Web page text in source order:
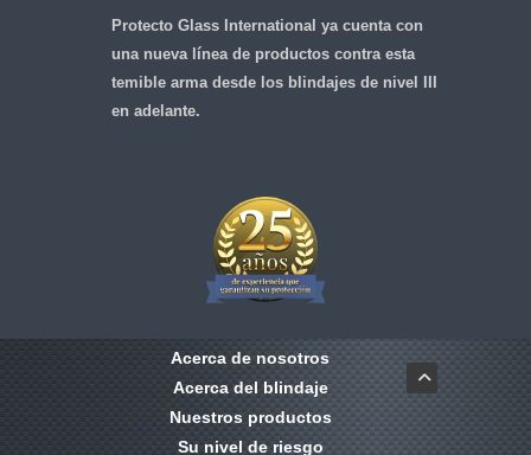
Protecto Glass International ya cuenta con
una nueva línea de productos contra esta
temible arma desde los blindajes de nivel III
en adelante.
Acerca de nosotros
Acerca del blindaje
Nuestros productos
Su nivel de riesgo